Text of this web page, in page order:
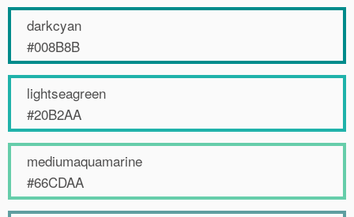
darkcyan
#008B8B
lightseagreen
#20B2AA
mediumaquamarine
#66CDAA